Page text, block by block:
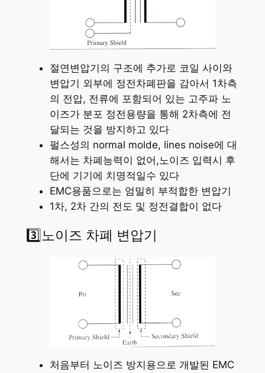
절연변압기의 구조에 추가로 코일 사이와
변압기 외부에 정전차폐판을 감아서 1차측
의 전압, 전류에 포함되어 있는 고주파 노
이즈가 분포 정전용량을 통해 2차측에 전
달되는 것을 방지하고 있다
펄스성의 normal molde, lines noise에 대
해서는 차폐능력이 없어,노이즈 입력시 후
단에 기기에 치명적일수 있다
EMC용품으로는 엄밀히 부적합한 변압기
1차, 2차 간의 전도 및 정전결합이 없다
3️⃣노이즈 차폐 변압기
처음부터 노이즈 방지용으로 개발된 EMC